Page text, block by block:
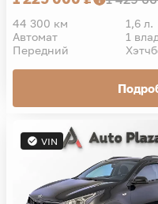
44 300 км 1,6 л.
Автомат
1
Передний
VIN